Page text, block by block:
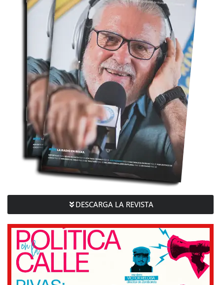
DESCARGA LA REVISTA